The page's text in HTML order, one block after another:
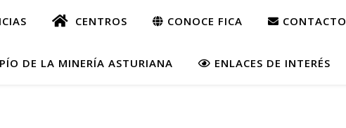
CENTROS CONOCE FICA CONTACTO
DE LA MINERÍA ASTURIANA ENLACES DE INTERÉS